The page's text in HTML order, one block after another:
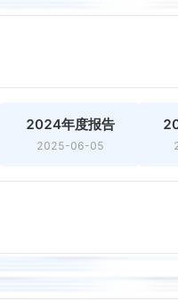
2024年度报告
2025-06-05